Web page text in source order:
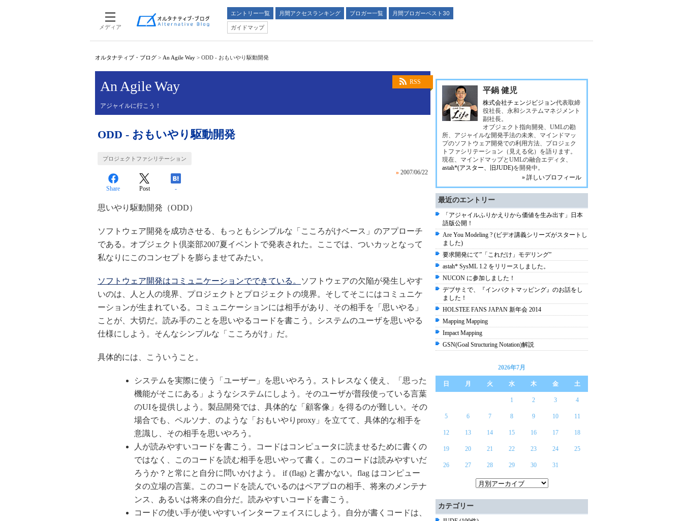
メディア
エントリー一覧 月間アクセスランキング ブロガー一覧
月間ブロガーベスト30
ガイドマップ
オルタナティブ・ブログ > An Agile Way > ODD - おもいやり駆動開発
RSS
An Agile Way
アジャイルに行こう！
ODD - おもいやり駆動開発
プロジェクトファシリテーション
» 2007/06/22
Share Post -
思いやり駆動開発（ODD）
ソフトウェア開発を成功させる、もっともシンプルな「こころがけベース」のアプローチ
である。オブジェクト倶楽部2007夏イベントで発表された。ここでは、ついカッとなって
私なりにこのコンセプトを膨らませてみたい。
ソフトウェア開発はコミュニケーションでできている。
ソフトウェアの欠陥が発生しやす
いのは、人と人の境界、プロジェクトとプロジェクトの境界。そしてそこにはコミュニケ
ーションが生まれている。コミュニケーションには相手があり、その相手を「思いやる」
ことが、大切だ。読み手のことを思いやるコードを書こう。システムのユーザを思いやる
仕様にしよう。そんなシンプルな「こころがけ」だ。
具体的には、こういうこと。
システムを実際に使う「ユーザー」を思いやろう。ストレスなく使え、「思った
機能がそこにある」ようなシステムにしよう。そのユーザが普段使っている言葉
のUIを提供しよう。製品開発では、具体的な「顧客像」を得るのが難しい。その
場合でも、ペルソナ、のような「おもいやりproxy」を立てて、具体的な相手を
意識し、その相手を思いやろう。
人が読みやすいコードを書こう。コードはコンピュータに読ませるために書くの
ではなく、このコードを読む相手を思いやって書く。このコードは読みやすいだ
ろうか？と常にと自分に問いかけよう。 if (flag) と書かない。flag はコンピュー
タの立場の言葉。このコードを読んでいるのはペアプロの相手、将来のメンテナ
ンス、あるいは将来の自分だ。読みやすいコードを書こう。
コードの使い手が使いやすいインターフェイスにしよう。自分が書くコードは、
平鍋 健児
株式会社チェンジビジョン代表取締
役社長、永和システムマネジメント
副社長。
オブジェクト指向開発、UMLの勘
所、アジャイルな開発手法の未来、マインドマッ
プのソフトウェア開発での利用方法、プロジェク
トファシリテーション（見える化）を語ります。
現在、マインドマップとUMLの融合エディタ、
astah*(アスター、旧JUDE)を開発中。
» 詳しいプロフィール
最近のエントリー
「アジャイルふりかえりから価値を生み出す」日本
語版公開！
Are You Modeling ? (ビデオ講義シリーズがスタートし
ました)
要求開発にて”「これだけ」モデリング”
astah* SysML 1.2 をリリースしました。
NUCON に参加しました！
デブサミで、『インパクトマッピング』のお話をし
ました！
HOLSTEE FANS JAPAN 新年会 2014
Mapping Mapping
Impact Mapping
GSN(Goal Structuring Notation)解説
2026年7月
日 月 火 水 木 金 土
1 2 3 4
5 6 7 8 9 10 11
12 13 14 15 16 17 18
19 20 21 22 23 24 25
26 27 28 29 30 31
カテゴリー